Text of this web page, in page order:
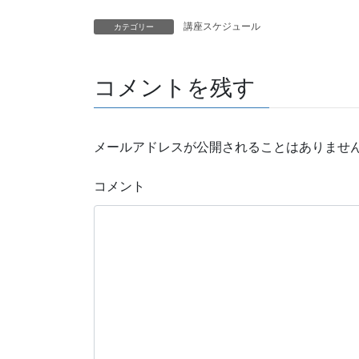
カテゴリー 講座スケジュール
コメントを残す
メールアドレスが公開されることはありませ
コメント